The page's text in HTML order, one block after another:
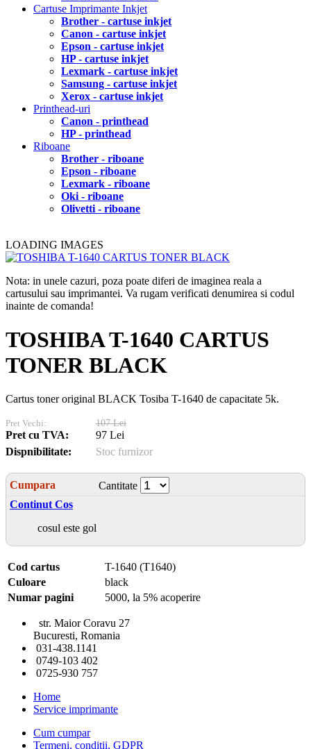
Cartuse Imprimante Inkjet
Brother - cartuse inkjet
Canon - cartuse inkjet
Epson - cartuse inkjet
HP - cartuse inkjet
Lexmark - cartuse inkjet
Samsung - cartuse inkjet
Xerox - cartuse inkjet
Printhead-uri
Canon - printhead
HP - printhead
Riboane
Brother - riboane
Epson - riboane
Lexmark - riboane
Oki - riboane
Olivetti - riboane
LOADING IMAGES
Nota: in unele cazuri, poza poate diferi de imaginea reala a
cartusului sau imprimantei. Va rugam verificati denumirea si codul
inainte de comanda!
TOSHIBA T-1640 CARTUS
TONER BLACK
Cartus toner original BLACK Tosiba T-1640 de capacitate 5k.
Pret Vechi: 107 Lei
Pret cu TVA:
97 Lei
Dispnibilitate:
Stoc furnizor
Cumpara
Cantitate
Continut Cos
cosul este gol
Cod cartus
T-1640 (T1640)
Culoare
black
Numar pagini
5000, la 5% acoperire
str. Maior Coravu 27
Bucuresti, Romania
031-438.1141
0749-103 402
0725-930 757
Home
Service imprimante
Cum cumpar
Termeni, conditii, GDPR